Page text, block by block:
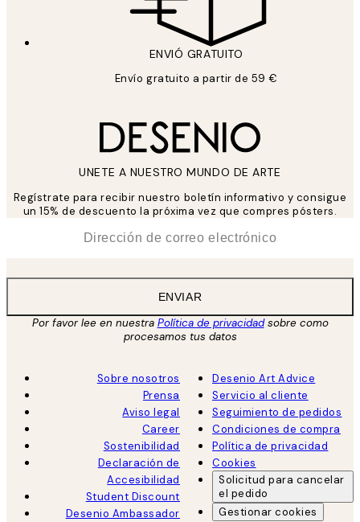
ENVIÓ GRATUITO
Envío gratuito a partir de 59 €
UNETE A NUESTRO MUNDO DE ARTE
Regístrate para recibir nuestro boletín informativo y consigue
un 15% de descuento la próxima vez que compres pósters.
ENVIAR
Por favor lee en nuestra Política de privacidadsobre como
procesamos tus datos
Sobre nosotros
Prensa
Aviso legal
Career
Sostenibilidad
Declaración de
Accesibilidad
Student Discount
Desenio Ambassador
Desenio Art Advice
Servicio al cliente
Seguimiento de pedidos
Condiciones de compra
Política de privacidad
Cookies
Solicitud para cancelar
el pedido
Gestionar cookies